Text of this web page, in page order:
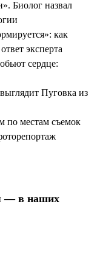
Биолог назвал
как
эксперта
сердце:
Пуговка из
по местам съемок
— в наших